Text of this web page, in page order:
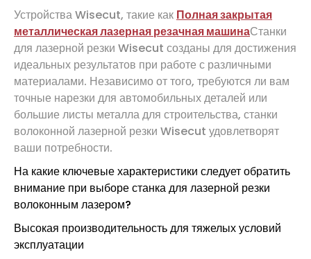
Устройства Wisecut, такие как Полная закрытая
металлическая лазерная резачная машинаСтанки
для лазерной резки Wisecut созданы для достижения
идеальных результатов при работе с различными
материалами. Независимо от того, требуются ли вам
точные нарезки для автомобильных деталей или
большие листы металла для строительства, станки
волоконной лазерной резки Wisecut удовлетворят
ваши потребности.
На какие ключевые характеристики следует обратить
внимание при выборе станка для лазерной резки
волоконным лазером?
Высокая производительность для тяжелых условий
эксплуатации